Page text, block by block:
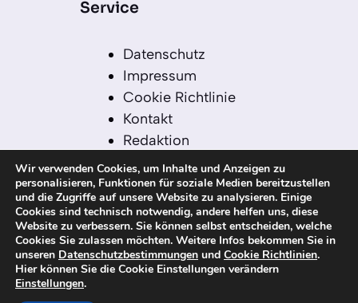
Service
Datenschutz
Impressum
Cookie Richtlinie
Kontakt
Redaktion
Redaktionelle Leitlinien
Sitemap
Einsatz von KI in der
Redaktion
© 2026 kanaren-nachrichten.com – Alle
Wir verwenden Cookies, um Inhalte und Anzeigen zu
personalisieren, Funktionen für soziale Medien bereitzustellen
und die Zugriffe auf unsere Website zu analysieren. Einige
Cookies sind technisch notwendig, andere helfen uns, diese
Website zu verbessern. Sie können selbst entscheiden, welche
Cookies Sie zulassen möchten. Weitere Infos bekommen Sie in
unseren Datenschutzbestimmungen und Cookie Richtlinien.
Hier können Sie die Cookie Einstellungen verändern
Einstellungen.